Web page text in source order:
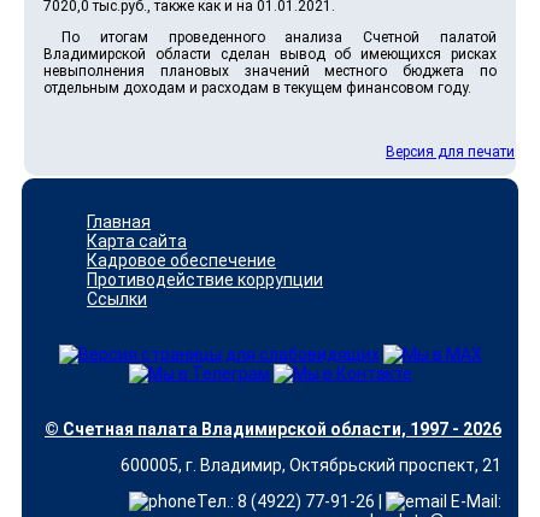
7020,0 тыс.руб., также как и на 01.01.2021.
По итогам проведенного анализа Счетной палатой
Владимирской области сделан вывод об имеющихся рисках
невыполнения плановых значений местного бюджета по
отдельным доходам и расходам в текущем финансовом году.
Версия для печати
Главная
Карта сайта
Кадровое обеспечение
Противодействие коррупции
Ссылки
© Счетная палата Владимирской области, 1997 - 2026
600005, г. Владимир, Октябрьский проспект, 21
Тел.: 8 (4922) 77-91-26 |
E-Mail: